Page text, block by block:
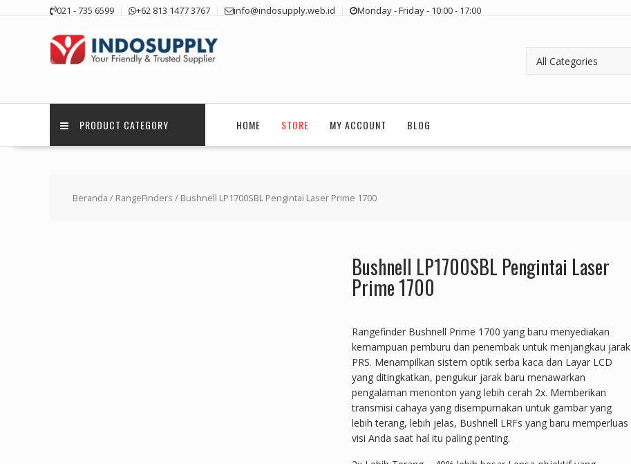
021 - 735 6599 +62 813 1477 3767 info@indosupply.web.id Monday - Friday - 10:00 - 17:00
PRODUCT CATEGORY HOME STORE MY ACCOUNT BLOG
Beranda / RangeFinders / Bushnell LP1700SBL Pengintai Laser Prime 1700
Bushnell LP1700SBL Pengintai Laser
Prime 1700
Rangefinder Bushnell Prime 1700 yang baru menyediakan
kemampuan pemburu dan penembak untuk menjangkau jarak
PRS. Menampilkan sistem optik serba kaca dan Layar LCD
yang ditingkatkan, pengukur jarak baru menawarkan
pengalaman menonton yang lebih cerah 2x. Memberikan
transmisi cahaya yang disempurnakan untuk gambar yang
lebih terang, lebih jelas, Bushnell LRFs yang baru memperluas
visi Anda saat hal itu paling penting.